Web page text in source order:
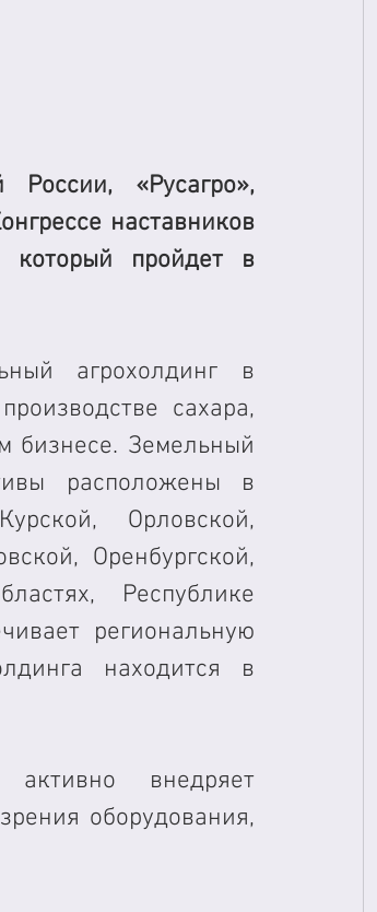
«Русагро»,
наставников
который пройдет в
агрохолдинг в
сахара,
бизнесе. Земельный
расположены в
Орловской,
Оренбургской,
Республике
региональную
находится в
внедряет
оборудования,